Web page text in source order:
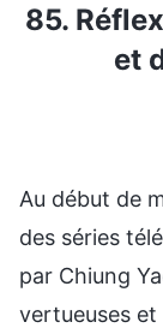
85.
et
Au début de
des séries
par Chiung
vertueuses